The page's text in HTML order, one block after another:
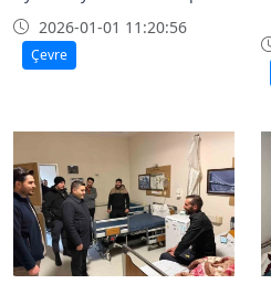
2026-01-01 11:20:56
Çevre